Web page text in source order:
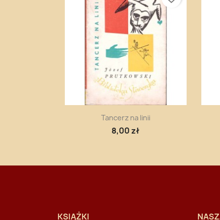
Szybki podgląd
Tancerz na linii
8,00 zł
KSIĄŻKI